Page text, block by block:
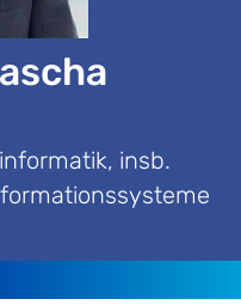
insb.